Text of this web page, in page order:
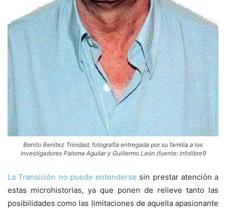
Benito Benítez Trinidad, fotografía entregada por su familia a los
investigadores Paloma Aguilar y Guillermo León (fuente: Infolibre9
La Transición no puede entenderse sin prestar atención a
estas microhistorias, ya que ponen de relieve tanto las
posibilidades como las limitaciones de aquella apasionante